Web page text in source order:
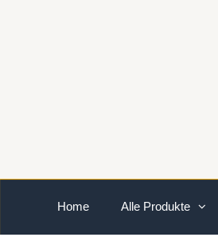
Home Alle Produkte